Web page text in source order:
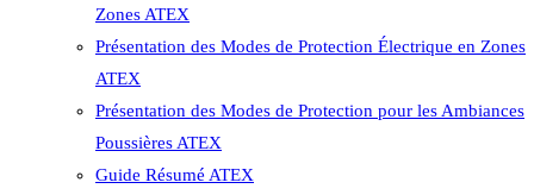
Zones ATEX
Présentation des Modes de Protection Électrique en Zones
ATEX
Présentation des Modes de Protection pour les Ambiances
Poussières ATEX
Guide Résumé ATEX